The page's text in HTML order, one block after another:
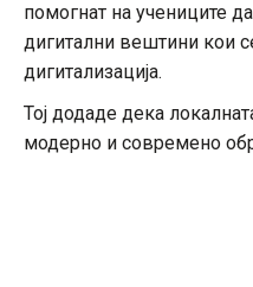
помогнат на учениците
дигитални вештини кои
дигитализација.
Тој додаде дека
модерно и современо